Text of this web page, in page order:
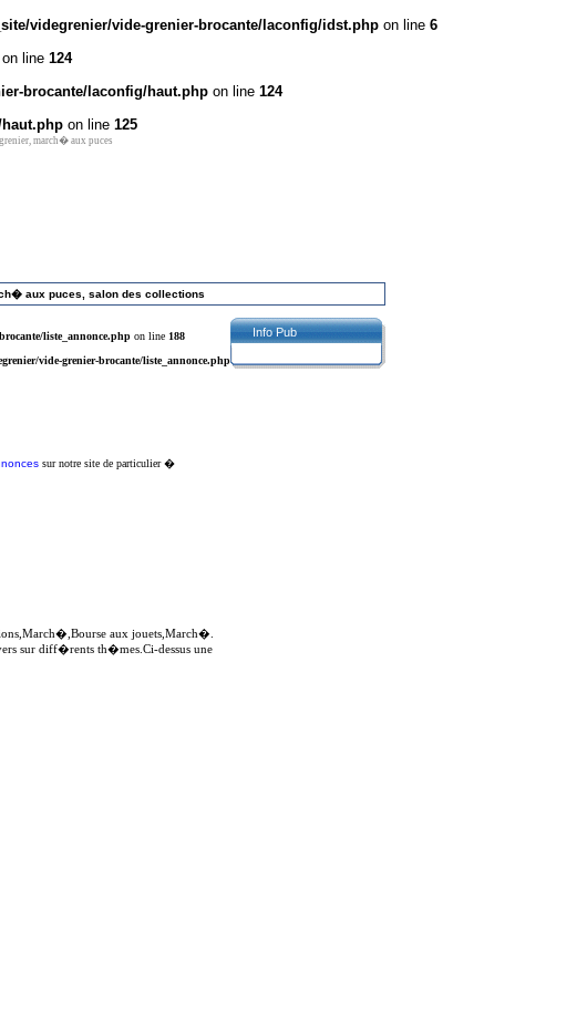
videgrenier/vide-grenier-brocante/laconfig/idst.php on line 6
on line 124
brocante/laconfig/haut.php on line 124
on line 125
march� aux puces
aux puces, salon des collections
liste_annonce.phpon line 188
vide-grenier-brocante/liste_annonce.php
sur notre site de particulier �
aux jouets,March�.
sur diff�rents th�mes.Ci-dessus une
Info Pub